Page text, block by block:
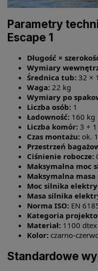
Parametry
Escape 1
Długość ×
Wymiary
Średnica tub: 32 ×
Waga: 22 kg
Wymiary po
Liczba osób: 1
Ładowność: 160 kg
Liczba komór: 3 + 1
Czas montażu: ok.
Przestrzeń
Ciśnienie robocze:
Maksymalna moc
Maksymalna
Moc silnika
Masa silnika
Norma ISO: EN
Kategoria
Materiał: 1100 dtex
Kolor: czarno-
Standardowe